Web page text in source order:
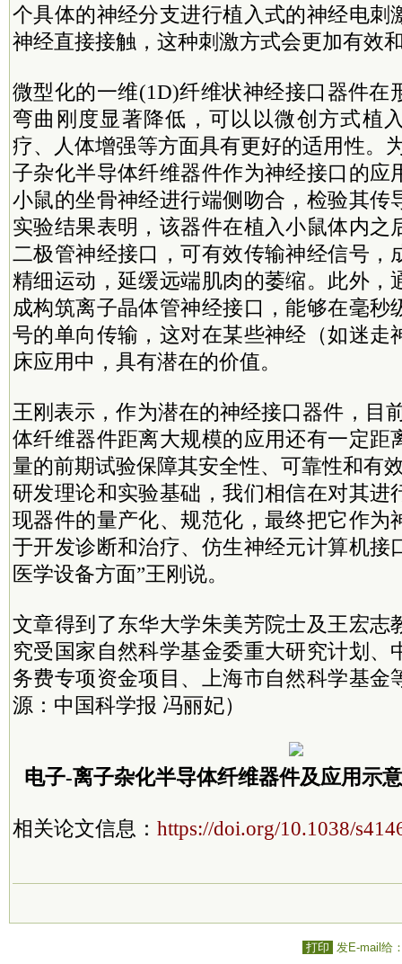
个具体的神经分支进行植入式的神经电刺
神经直接接触，这种刺激方式会更加有效
微型化的一维(1D)纤维状神经接口器件在
弯曲刚度显著降低，可以以微创方式植
疗、人体增强等方面具有更好的适用性。
子杂化半导体纤维器件作为神经接口的应
小鼠的坐骨神经进行端侧吻合，检验其传
实验结果表明，该器件在植入小鼠体内之
二极管神经接口，可有效传输神经信号，
精细运动，延缓远端肌肉的萎缩。此外，
成构筑离子晶体管神经接口，能够在毫秒
号的单向传输，这对在某些神经（如迷走
床应用中，具有潜在的价值。
王刚表示，作为潜在的神经接口器件，目
体纤维器件距离大规模的应用还有一定距
量的前期试验保障其安全性、可靠性和有
研发理论和实验基础，我们相信在对其进
现器件的量产化、规范化，最终把它作为
于开发诊断和治疗、仿生神经元计算机接
医学设备方面”王刚说。
文章得到了东华大学朱美芳院士及王宏志
究受国家自然科学基金委重大研究计划、
务费专项资金项目、上海市自然科学基金
源：中国科学报 冯丽妃）
电子-离子杂化半导体纤维器件及应用示
相关论文信息： https://doi.org/10.1038/
打印 发E-mail给